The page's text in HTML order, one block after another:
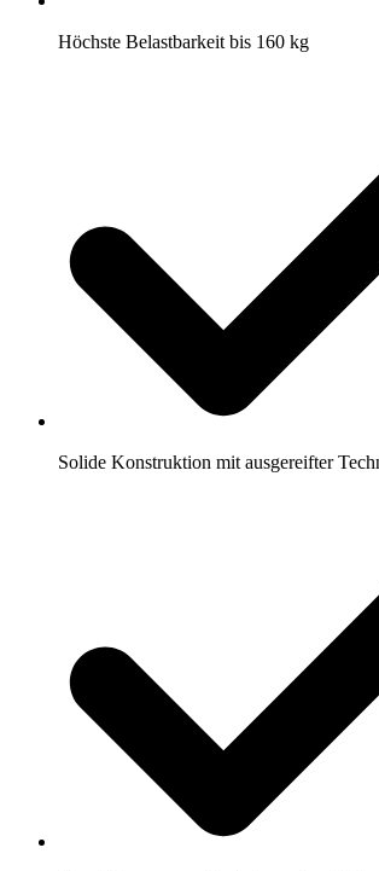
Höchste Belastbarkeit bis 160 kg
Solide Konstruktion mit ausgereifter